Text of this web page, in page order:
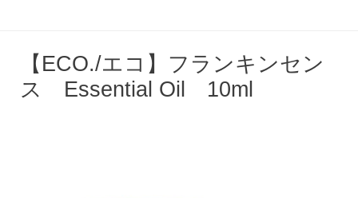
【ECO./エコ】フランキンセン
ス Essential Oil 10ml